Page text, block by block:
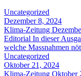
Uncategorized
Dezember 8, 2024
Klima-Zeitung
Editorial In dieser
welche Massnahmen
Uncategorized
Oktober 21, 2024
Klima-Zeitung Oktober